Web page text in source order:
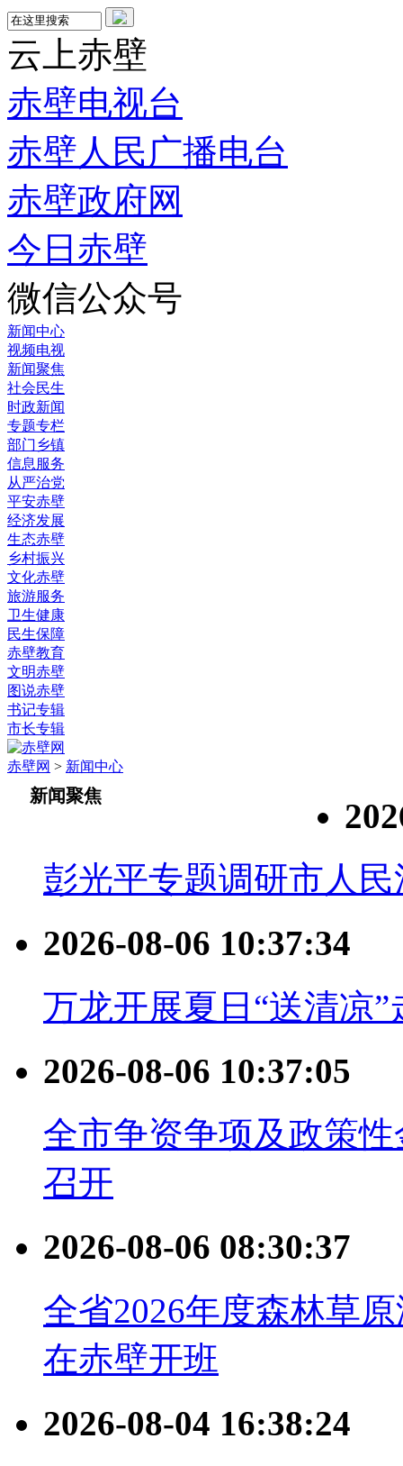
云上赤壁
赤壁电视台
赤壁人民广播电台
赤壁政府网
今日赤壁
微信公众号
新闻中心
视频电视
新闻聚焦
社会民生
时政新闻
专题专栏
部门乡镇
信息服务
从严治党
平安赤壁
经济发展
生态赤壁
乡村振兴
文化赤壁
旅游服务
卫生健康
民生保障
赤壁教育
文明赤壁
图说赤壁
书记专辑
市长专辑
赤壁网 > 新闻中心
新闻聚焦
彭光平专题调研市人
2026-08-06 10:37:34
万龙开展夏日“送清凉
2026-08-06 10:37:05
全市争资争项及政策
召开
2026-08-06 08:30:37
全省2026年度森林草
在赤壁开班
2026-08-04 16:38:24